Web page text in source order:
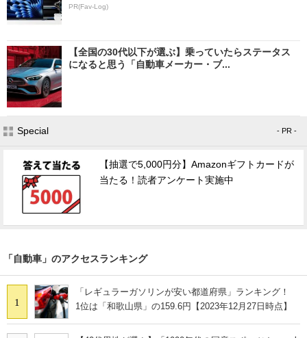
PR(Fav-Log)
【全国の30代以下が選ぶ】乗っていたらステータス
になると思う「自動車メーカー・ブ...
Special - PR -
【抽選で5,000円分】Amazonギフトカードが
当たる！読者アンケート実施中
「自動車」のアクセスランキング
1
「レギュラーガソリンが安い都道府県」ランキング！
1位は「和歌山県」の159.6円【2023年12月27日時点】